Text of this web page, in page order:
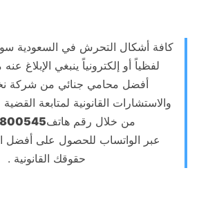
كافة أشكال التحرش في السعودية
لفظياً أو إلكترونياً ينبغي الإبلاغ
أفضل محامي جنائي من شركة
والاستشارات القانونية لمتابعة
من خلال رقم هاتف
عبر الواتساب للحصول على أفضل
حقوقك القانونية .